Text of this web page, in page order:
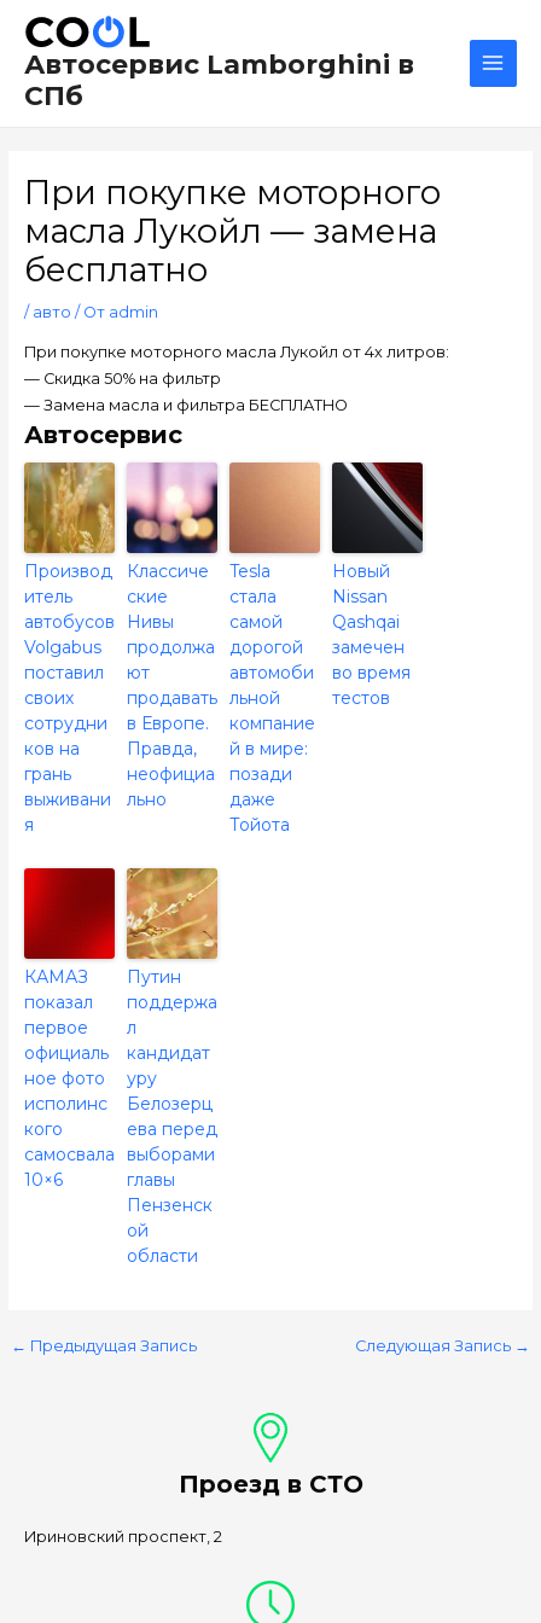
содержимому
Автосервис Lamborghini в
СПб
При покупке моторного
масла Лукойл — замена
бесплатно
/ авто / От admin
При покупке моторного масла Лукойл от 4х литров:
— Скидка 50% на фильтр
— Замена масла и фильтра БЕСПЛАТНО
Автосервис
Производ
итель
автобусов
Volgabus
поставил
своих
сотрудни
ков на
грань
выживани
я
Классиче
ские
Нивы
продолжа
ют
продавать
в Европе.
Правда,
неофициа
льно
Tesla
стала
самой
дорогой
автомоби
льной
компание
й в мире:
позади
даже
Тойота
Новый
Nissan
Qashqai
замечен
во время
тестов
КАМАЗ
показал
первое
официаль
ное фото
исполинс
кого
самосвала
10×6
Путин
поддержа
л
кандидат
уру
Белозерц
ева перед
выборами
главы
Пензенск
ой
области
по
записям
← Предыдущая Запись Следующая Запись →
Проезд в СТО
Ириновский проспект, 2